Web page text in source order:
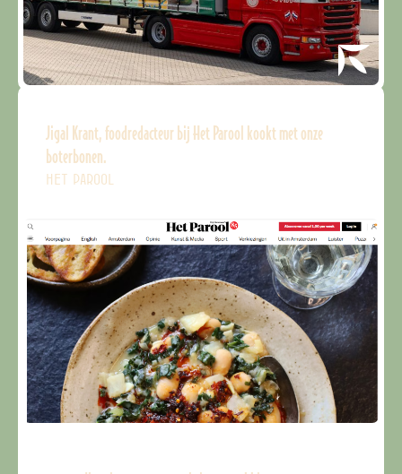
Jigal Krant, foodredacteur bij Het Parool kookt met onze
boterbonen.
HET PAROOL